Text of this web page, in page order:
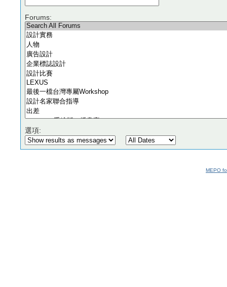
Forums:
選項:
MEPO